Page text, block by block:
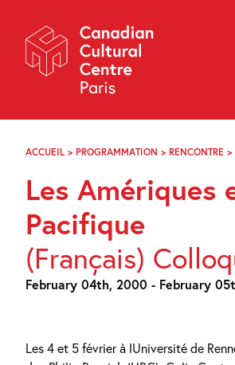
Navigation
About
Programming
Off-Site
Explore
Archives
f
FR
ACCUEIL > PROGRAMMATION > RENCONTRE >
Les Amériques
Pacifique
(Français)
February 04th, 2000 - February
Les 4 et 5 février à lUniversité de